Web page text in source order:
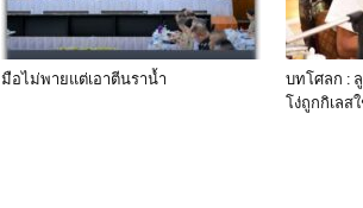
มือไม่พายแต่เอาตีนราน้ำ
บทโศลก :
โง่ถูกกิเลส